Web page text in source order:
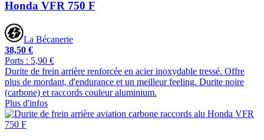
Honda VFR 750 F
La Bécanerie
38,50 €
Ports : 5,90 €
Durite de frein arrière renforcée en acier inoxydable tressé. Offre
plus de mordant, d'endurance et un meilleur feeling. Durite noire
(carbone) et raccords couleur aluminium.
Plus d'infos